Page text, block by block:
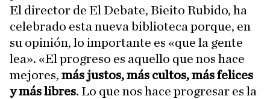
El director de El Debate, Bieito Rubido, ha
celebrado esta nueva biblioteca porque, en
su opinión, lo importante es «que la gente
lea». «El progreso es aquello que nos hace
mejores, más justos, más cultos, más felices
y más libres. Lo que nos hace progresar es la